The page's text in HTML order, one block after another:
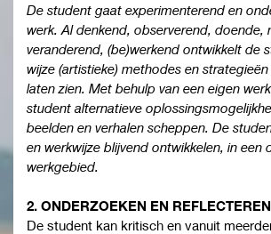
De student gaat experimenterend en
werk. Al denkend, observerend, doende,
veranderend, (be)werkend ontwikkelt de
wijze (artistieke) methodes en
laten zien. Met behulp van een eigen
student alternatieve
beelden en verhalen scheppen. De
en werkwijze blijvend ontwikkelen, in een
werkgebied.
2. ONDERZOEKEN EN REFLECTEREN
De student kan kritisch en vanuit